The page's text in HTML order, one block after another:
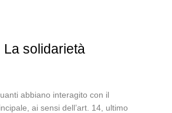
solidarietà
abbiano interagito con il
ai sensi dell’art. 14, ultimo